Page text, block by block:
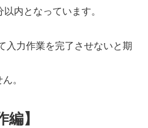
内となっています。
入力作業を完了させないと期
。
編】